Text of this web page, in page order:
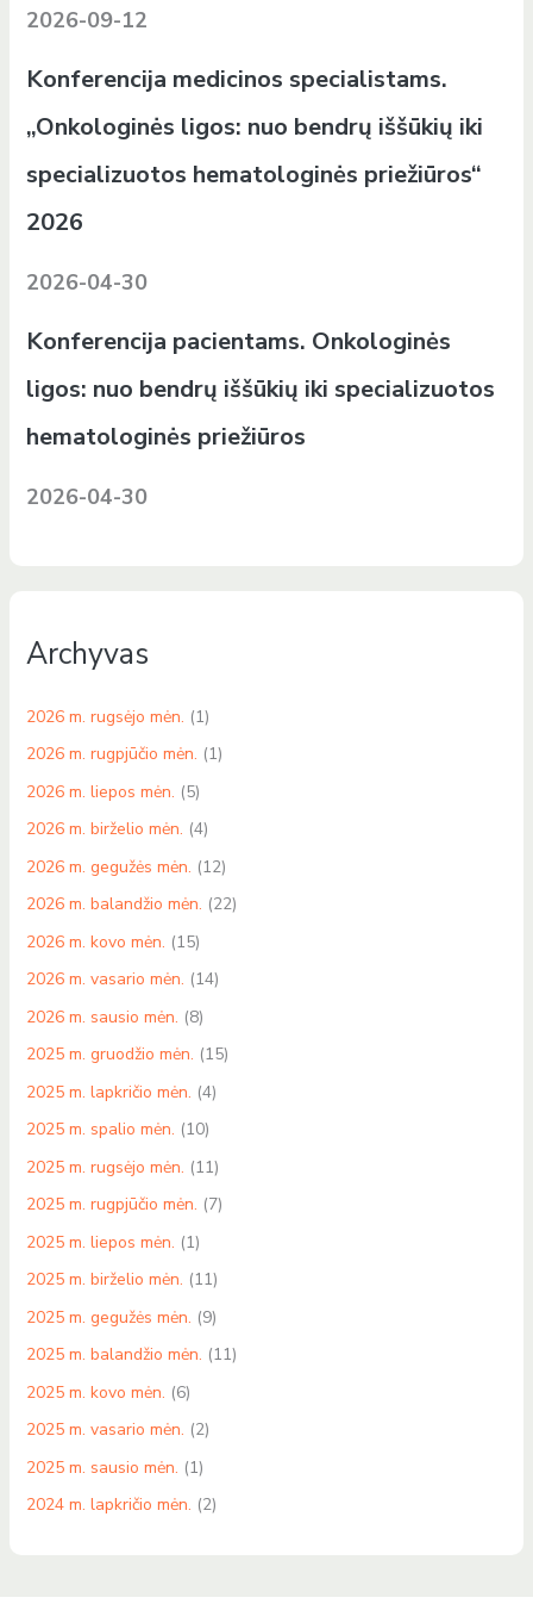
2026-09-12
Konferencija medicinos specialistams.
„Onkologinės ligos: nuo bendrų iššūkių iki
specializuotos hematologinės priežiūros“
2026
2026-04-30
Konferencija pacientams. Onkologinės
ligos: nuo bendrų iššūkių iki specializuotos
hematologinės priežiūros
2026-04-30
Archyvas
2026 m. rugsėjo mėn. (1)
2026 m. rugpjūčio mėn. (1)
2026 m. liepos mėn. (5)
2026 m. birželio mėn. (4)
2026 m. gegužės mėn. (12)
2026 m. balandžio mėn. (22)
2026 m. kovo mėn. (15)
2026 m. vasario mėn. (14)
2026 m. sausio mėn. (8)
2025 m. gruodžio mėn. (15)
2025 m. lapkričio mėn. (4)
2025 m. spalio mėn. (10)
2025 m. rugsėjo mėn. (11)
2025 m. rugpjūčio mėn. (7)
2025 m. liepos mėn. (1)
2025 m. birželio mėn. (11)
2025 m. gegužės mėn. (9)
2025 m. balandžio mėn. (11)
2025 m. kovo mėn. (6)
2025 m. vasario mėn. (2)
2025 m. sausio mėn. (1)
2024 m. lapkričio mėn. (2)